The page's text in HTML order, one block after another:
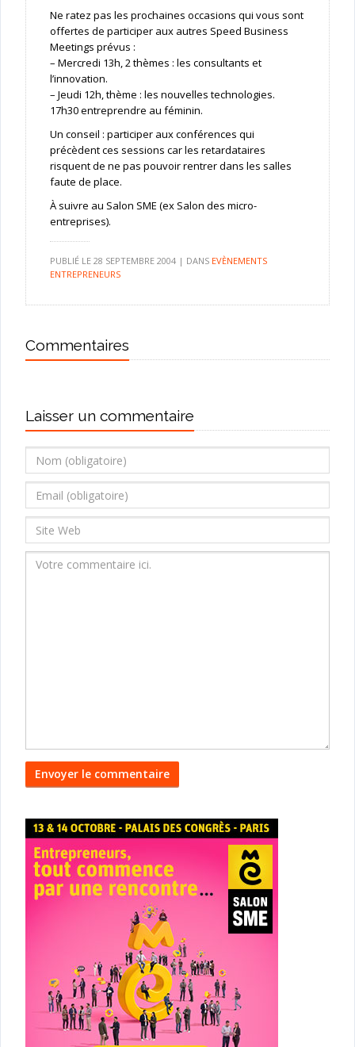
Ne ratez pas les prochaines occasions qui vous sont
offertes de participer aux autres Speed Business
Meetings prévus :
– Mercredi 13h, 2 thèmes : les consultants et
l’innovation.
– Jeudi 12h, thème : les nouvelles technologies.
17h30 entreprendre au féminin.
Un conseil : participer aux conférences qui
précèdent ces sessions car les retardataires
risquent de ne pas pouvoir rentrer dans les salles
faute de place.
À suivre au Salon SME (ex Salon des micro-
entreprises).
PUBLIÉ LE 28 SEPTEMBRE 2004| DANS EVÈNEMENTS
ENTREPRENEURS
Commentaires
Laisser un commentaire